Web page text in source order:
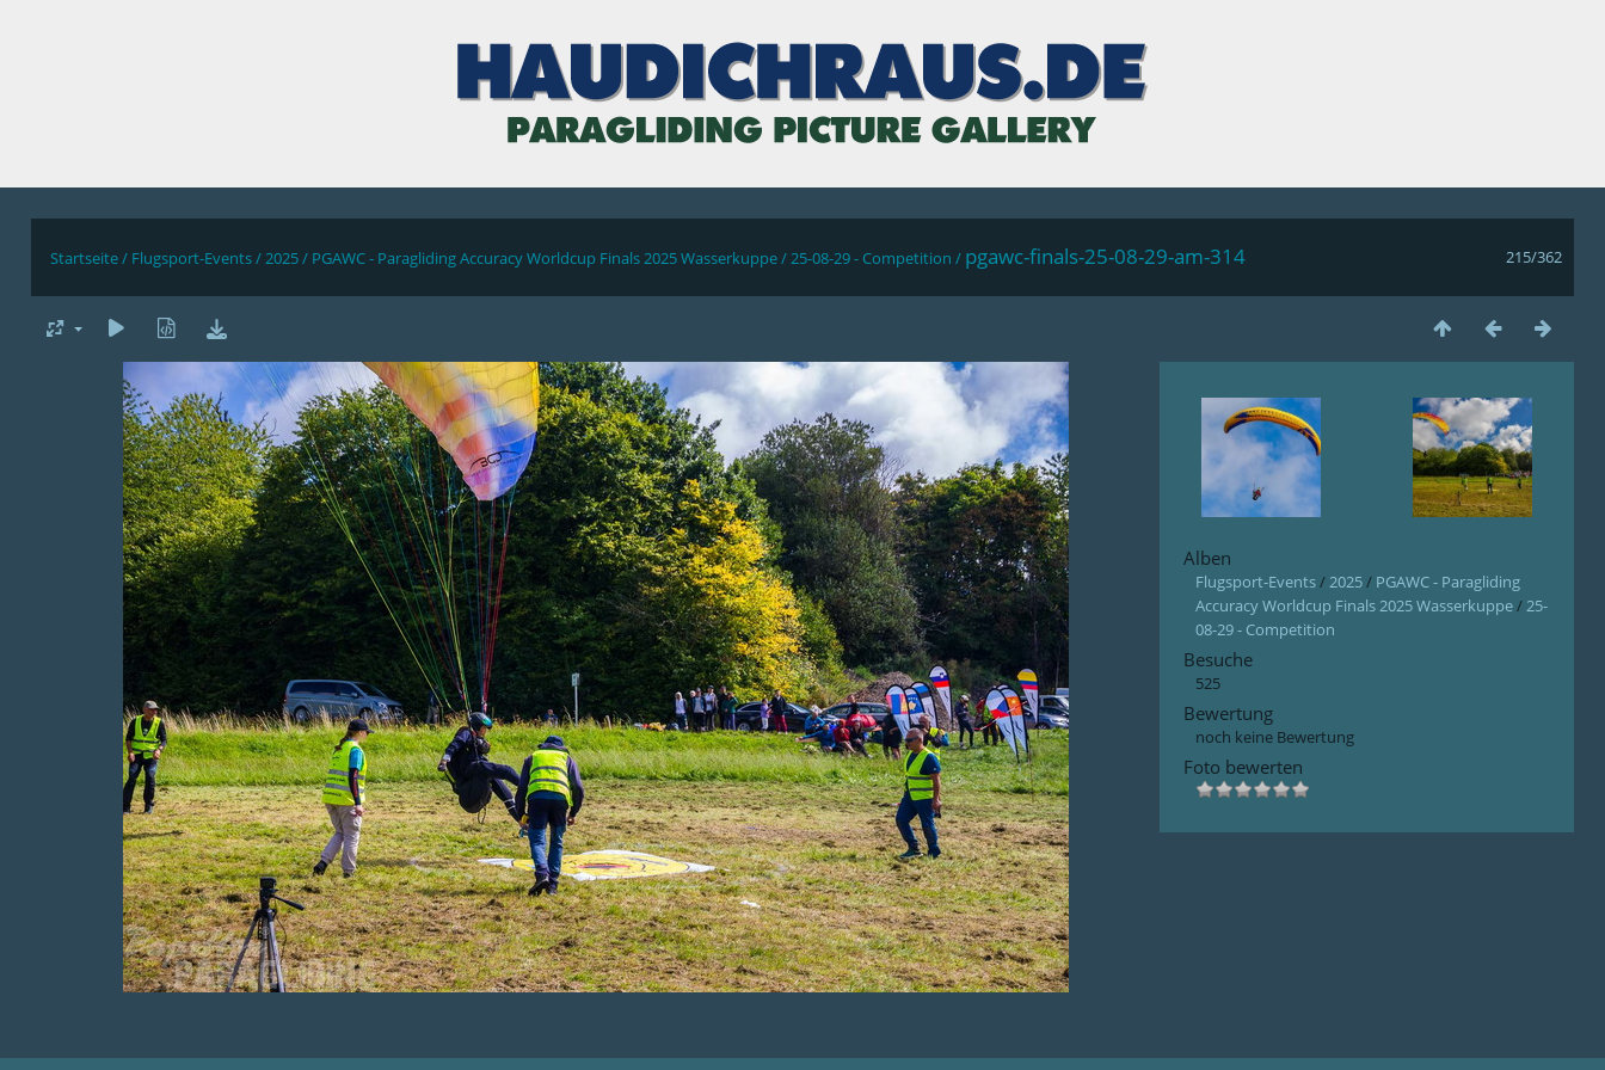
215/362
Startseite/ Flugsport-Events/2025/ PGAWC - Paragliding Accuracy Worldcup Finals 2025 Wasserkuppe/25-08-29 - Competition / pgawc-finals-25-08-29-am-314
Alben
Flugsport-Events/2025/ PGAWC - Paragliding
Accuracy Worldcup Finals 2025 Wasserkuppe/25-
08-29 - Competition
Besuche
525
Bewertung
noch keine Bewertung
Foto bewerten